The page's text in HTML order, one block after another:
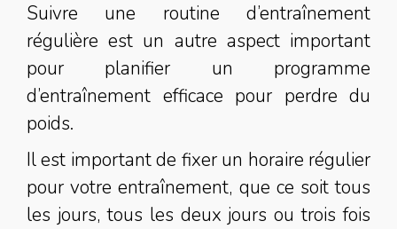
Suivre une routine d’entraînement
régulière est un autre aspect important
pour planifier un programme
d’entraînement efficace pour perdre du
poids.
Il est important de fixer un horaire régulier
pour votre entraînement, que ce soit tous
les jours, tous les deux jours ou trois fois